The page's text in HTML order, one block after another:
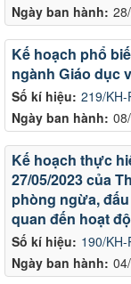
Ngày ban hành:
Số kí hiệu: 219/
Ngày ban hành:
Kế hoạch phổ
ngành Giáo dục
Số kí hiệu: 190/
Ngày ban hành:
Kế hoạch thực
27/05/2023 của
phòng ngừa,
quan đến hoạt